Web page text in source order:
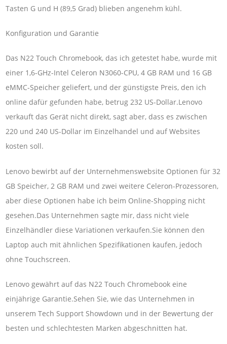
Tasten G und H (89,5 Grad) blieben angenehm kühl.
Konfiguration und Garantie
Das N22 Touch Chromebook, das ich getestet habe, wurde mit
einer 1,6-GHz-Intel Celeron N3060-CPU, 4 GB RAM und 16 GB
eMMC-Speicher geliefert, und der günstigste Preis, den ich
online dafür gefunden habe, betrug 232 US-Dollar.Lenovo
verkauft das Gerät nicht direkt, sagt aber, dass es zwischen
220 und 240 US-Dollar im Einzelhandel und auf Websites
kosten soll.
Lenovo bewirbt auf der Unternehmenswebsite Optionen für 32
GB Speicher, 2 GB RAM und zwei weitere Celeron-Prozessoren,
aber diese Optionen habe ich beim Online-Shopping nicht
gesehen.Das Unternehmen sagte mir, dass nicht viele
Einzelhändler diese Variationen verkaufen.Sie können den
Laptop auch mit ähnlichen Spezifikationen kaufen, jedoch
ohne Touchscreen.
Lenovo gewährt auf das N22 Touch Chromebook eine
einjährige Garantie.Sehen Sie, wie das Unternehmen in
unserem Tech Support Showdown und in der Bewertung der
besten und schlechtesten Marken abgeschnitten hat.